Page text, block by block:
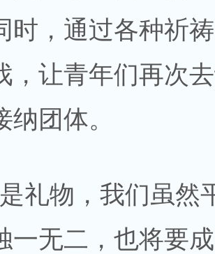
时，通过各种祈
，让青年们再次
纳团体。
礼物，我们虽然
一无二，也将要